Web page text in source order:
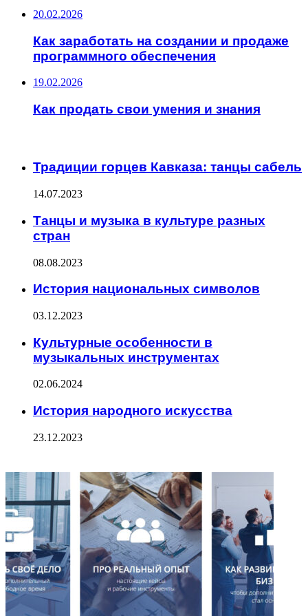
20.02.2026
Как заработать на создании и продаже
программного обеспечения
19.02.2026
Как продать свои умения и знания
Традиции горцев Кавказа: танцы сабель
14.07.2023
Танцы и музыка в культуре разных
стран
08.08.2023
История национальных символов
03.12.2023
Культурные особенности в
музыкальных инструментах
02.06.2024
История народного искусства
23.12.2023